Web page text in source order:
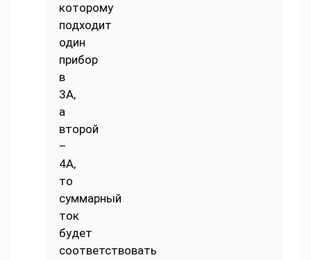
которому
подходит
один
прибор
в
3А,
а
второй
–
4А,
то
суммарный
ток
будет
соответствовать